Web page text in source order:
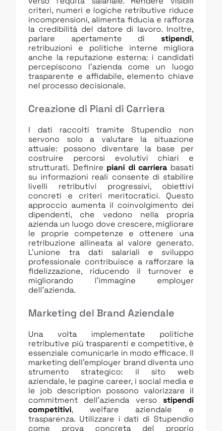
criteri, numeri e logiche retributive riduce
incomprensioni, alimenta fiducia e rafforza
la credibilità del datore di lavoro. Inoltre,
parlare apertamente di stipendi,
retribuzioni e politiche interne migliora
anche la reputazione esterna: i candidati
percepiscono l’azienda come un luogo
trasparente e affidabile, elemento chiave
nel processo decisionale.
Creazione di Piani di Carriera
I dati raccolti tramite Stupendio non
servono solo a valutare la situazione
attuale: possono diventare la base per
costruire percorsi evolutivi chiari e
strutturati. Definire piani di carriera basati
su informazioni reali consente di stabilire
livelli retributivi progressivi, obiettivi
concreti e criteri meritocratici. Questo
approccio aumenta il coinvolgimento dei
dipendenti, che vedono nella propria
azienda un luogo dove crescere, migliorare
le proprie competenze e ottenere una
retribuzione allineata al valore generato.
L’unione tra dati salariali e sviluppo
professionale contribuisce a rafforzare la
fidelizzazione, riducendo il turnover e
migliorando l’immagine employer
dell’azienda.
Marketing del Brand Aziendale
Una volta implementate politiche
retributive più trasparenti e competitive, è
essenziale comunicarle in modo efficace. Il
marketing dell’employer brand diventa uno
strumento strategico: il sito web
aziendale, le pagine career, i social media e
le job description possono valorizzare il
commitment dell’azienda verso stipendi
competitivi, welfare aziendale e
trasparenza. Utilizzare i dati di Stupendio
come prova concreta del proprio